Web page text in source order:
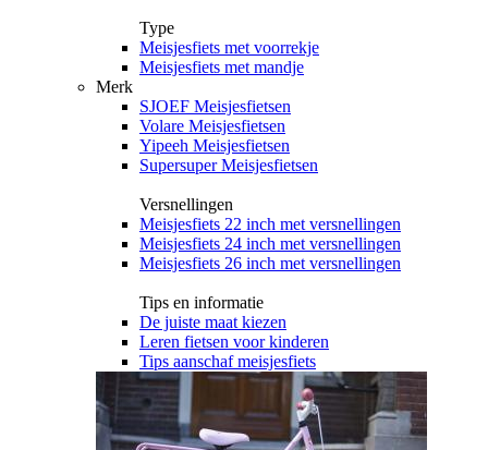
Type
Meisjesfiets met voorrekje
Meisjesfiets met mandje
Merk
SJOEF Meisjesfietsen
Volare Meisjesfietsen
Yipeeh Meisjesfietsen
Supersuper Meisjesfietsen
Versnellingen
Meisjesfiets 22 inch met versnellingen
Meisjesfiets 24 inch met versnellingen
Meisjesfiets 26 inch met versnellingen
Tips en informatie
De juiste maat kiezen
Leren fietsen voor kinderen
Tips aanschaf meisjesfiets